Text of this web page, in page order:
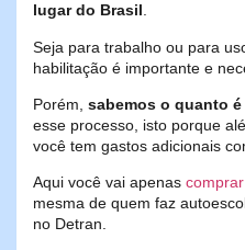
lugar do Brasil.
Seja para trabalho ou para
habilitação é importante e
Porém, sabemos o quanto
esse processo, isto porque
você tem gastos adicionais
Aqui você vai apenas
mesma de quem faz
no Detran.